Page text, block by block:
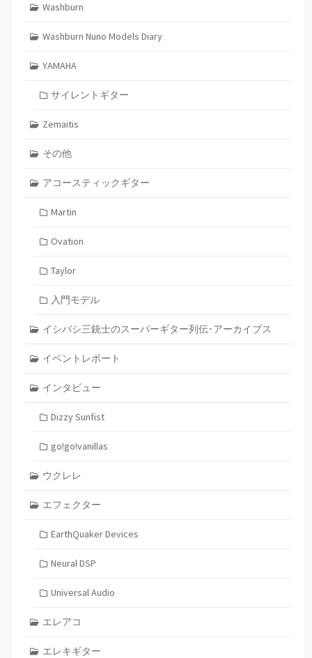
Washburn
Washburn Nuno Models Diary
YAMAHA
サイレントギター
Zemaitis
その他
アコースティックギター
Martin
Ovation
Taylor
入門モデル
イシバシ三銃士のスーパーギター列伝･アーカイブス
イベントレポート
インタビュー
Dizzy Sunfist
go!go!vanillas
ウクレレ
エフェクター
EarthQuaker Devices
Neural DSP
Universal Audio
エレアコ
エレキギター